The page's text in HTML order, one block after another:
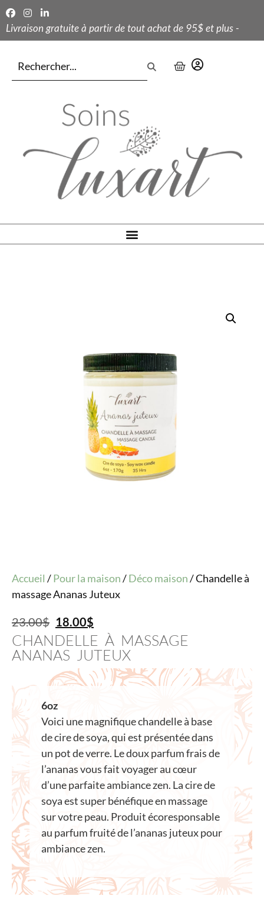
Livraison gratuite à partir de tout achat de 95$ et plus -
Accueil /Pour la maison/Déco maison/ Chandelle à
massage Ananas Juteux
23.00$ 18.00$
CHANDELLE À MASSAGE
ANANAS JUTEUX
6oz
Voici une magnifique chandelle à base
de cire de soya, qui est présentée dans
un pot de verre. Le doux parfum frais de
l’ananas vous fait voyager au cœur
d’une parfaite ambiance zen. La cire de
soya est super bénéfique en massage
sur votre peau. Produit écoresponsable
au parfum fruité de l’ananas juteux pour
ambiance zen.